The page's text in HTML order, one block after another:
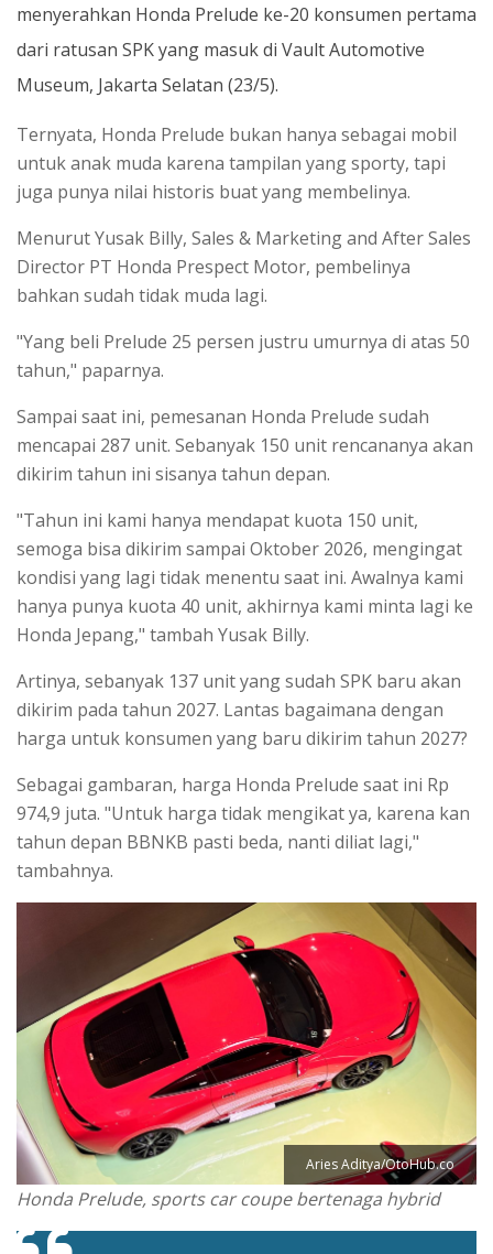
menyerahkan Honda Prelude ke-20 konsumen pertama
dari ratusan SPK yang masuk di Vault Automotive
Museum, Jakarta Selatan (23/5).
Ternyata, Honda Prelude bukan hanya sebagai mobil
untuk anak muda karena tampilan yang sporty, tapi
juga punya nilai historis buat yang membelinya.
Menurut Yusak Billy, Sales & Marketing and After Sales
Director PT Honda Prespect Motor, pembelinya
bahkan sudah tidak muda lagi.
"Yang beli Prelude 25 persen justru umurnya di atas 50
tahun," paparnya.
Sampai saat ini, pemesanan Honda Prelude sudah
mencapai 287 unit. Sebanyak 150 unit rencananya akan
dikirim tahun ini sisanya tahun depan.
"Tahun ini kami hanya mendapat kuota 150 unit,
semoga bisa dikirim sampai Oktober 2026, mengingat
kondisi yang lagi tidak menentu saat ini. Awalnya kami
hanya punya kuota 40 unit, akhirnya kami minta lagi ke
Honda Jepang," tambah Yusak Billy.
Artinya, sebanyak 137 unit yang sudah SPK baru akan
dikirim pada tahun 2027. Lantas bagaimana dengan
harga untuk konsumen yang baru dikirim tahun 2027?
Sebagai gambaran, harga Honda Prelude saat ini Rp
974,9 juta. "Untuk harga tidak mengikat ya, karena kan
tahun depan BBNKB pasti beda, nanti diliat lagi,"
tambahnya.
Aries Aditya/OtoHub.co
Honda Prelude, sports car coupe bertenaga hybrid